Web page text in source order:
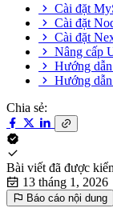
Cài đặt
Cài đặt
Cài đặt
Nâng cấp
Hướng
Hướng
Chia sẻ:
Bài viết đã được
13 tháng 1, 2026
Báo cáo nội dung